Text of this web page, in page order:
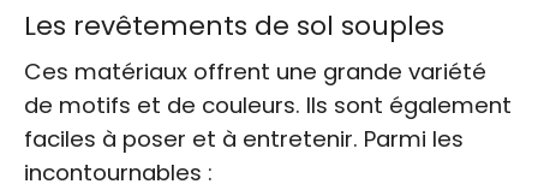
Les revêtements de sol souples
Ces matériaux offrent une grande variété
de motifs et de couleurs. Ils sont également
faciles à poser et à entretenir. Parmi les
incontournables :